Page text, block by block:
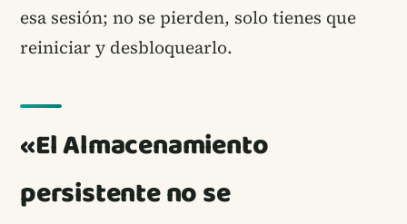
esa sesión; no se pierden, solo tienes que
reiniciar y desbloquearlo.
«El Almacenamiento
persistente no se